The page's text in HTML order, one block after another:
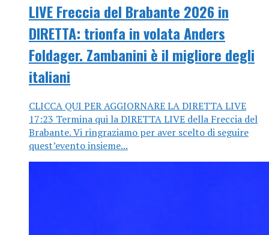
LIVE Freccia del Brabante 2026 in
DIRETTA: trionfa in volata Anders
Foldager. Zambanini è il migliore degli
italiani
CLICCA QUI PER AGGIORNARE LA DIRETTA LIVE
17:23 Termina qui la DIRETTA LIVE della Freccia del
Brabante. Vi ringraziamo per aver scelto di seguire
quest’evento insieme...